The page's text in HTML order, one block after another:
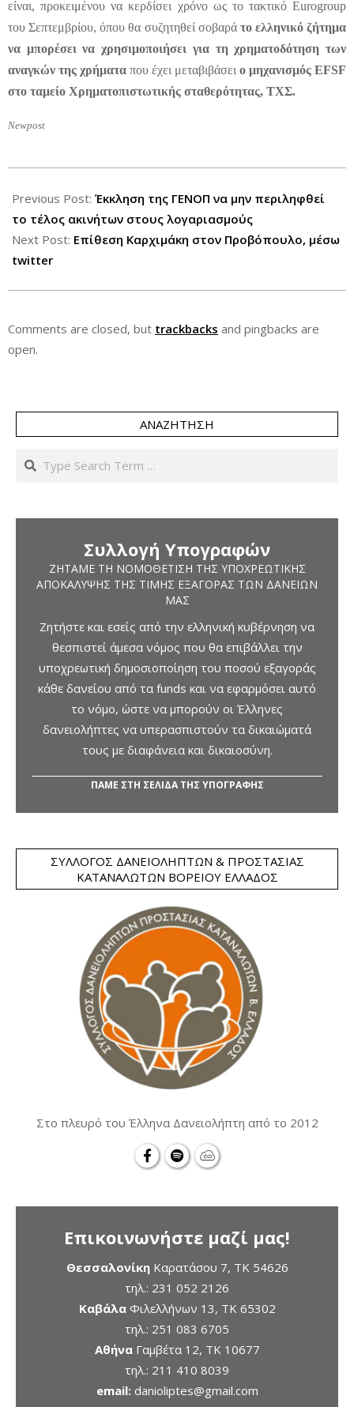
είναι, προκειμένου να κερδίσει χρόνο ως το τακτικό Eurogroup
του Σεπτεμβρίου, όπου θα συζητηθεί σοβαράτο ελληνικό ζήτημα
να μπορέσει να χρησιμοποιήσει για τη χρηματοδότηση των
αναγκών της χρήματα που έχει μεταβιβάσει ο μηχανισμός EFSF
στο ταμείο Χρηματοπιστωτικής σταθερότητας, ΤΧΣ.
Newpost
07-
18
Previous Post: Έκκληση της ΓΕΝΟΠ να μην περιληφθεί
το τέλος ακινήτων στους λογαριασμούς
Next Post: Επίθεση Καρχιμάκη στον Προβόπουλο, μέσω
twitter
Comments are closed, but trackbacks and pingbacks are
open.
ΑΝΑΖΉΤΗΣΗ
Search
Συλλογή Υπογραφών
ΖΗΤΆΜΕ ΤΗ ΝΟΜΟΘΈΤΙΣΗ ΤΗΣ ΥΠΟΧΡΕΩΤΙΚΉΣ
ΑΠΟΚΆΛΥΨΗΣ ΤΗΣ ΤΙΜΉΣ ΕΞΑΓΟΡΆΣ ΤΩΝ ΔΑΝΕΊΩΝ
ΜΑΣ
Ζητήστε και εσείς από την ελληνική κυβέρνηση να
θεσπιστεί άμεσα νόμος που θα επιβάλλει την
υποχρεωτική δημοσιοποίηση του ποσού εξαγοράς
κάθε δανείου από τα funds και να εφαρμόσει αυτό
το νόμο, ώστε να μπορούν οι Έλληνες
δανειολήπτες να υπερασπιστούν τα δικαιώματά
τους με διαφάνεια και δικαιοσύνη.
ΠΑΜΕ ΣΤΗ ΣΕΛΙΔΑ ΤΗΣ ΥΠΟΓΡΑΦΗΣ
ΣΎΛΛΟΓΟΣ ΔΑΝΕΙΟΛΗΠΤΏΝ & ΠΡΟΣΤΑΣΊΑΣ
ΚΑΤΑΝΑΛΩΤΏΝ ΒΟΡΕΊΟΥ ΕΛΛΆΔΟΣ
Στο πλευρό του Έλληνα Δανειολήπτη από το 2012
Επικοινωνήστε μαζί μας!
ΘεσσαλονίκηΚαρατάσου 7, TK 54626
τηλ.: 231 052 2126
ΚαβάλαΦιλελλήνων 13, ΤΚ 65302
τηλ.: 251 083 6705
ΑθήναΓαμβέτα 12, ΤΚ 10677
τηλ.: 211 410 8039
email: danioliptes@gmail.com